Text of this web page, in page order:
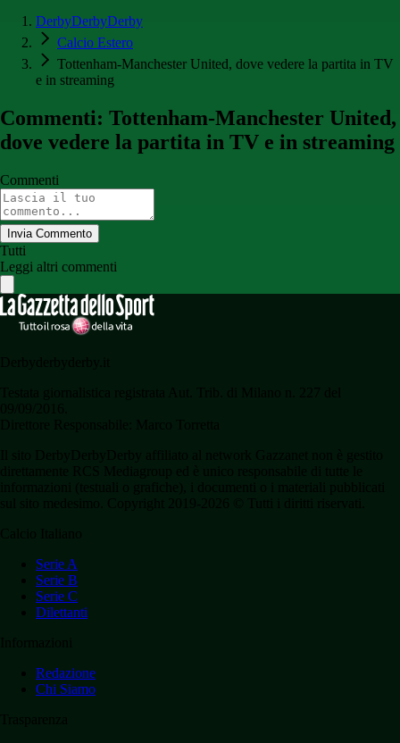
DerbyDerbyDerby
Calcio Estero
Tottenham-Manchester United, dove vedere la partita in TV
e in streaming
Commenti: Tottenham-Manchester United,
dove vedere la partita in TV e in streaming
Commenti
Invia Commento
Tutti
Leggi altri commenti
Serie A
Serie B
Serie C
Dilettanti
Redazione
Chi Siamo